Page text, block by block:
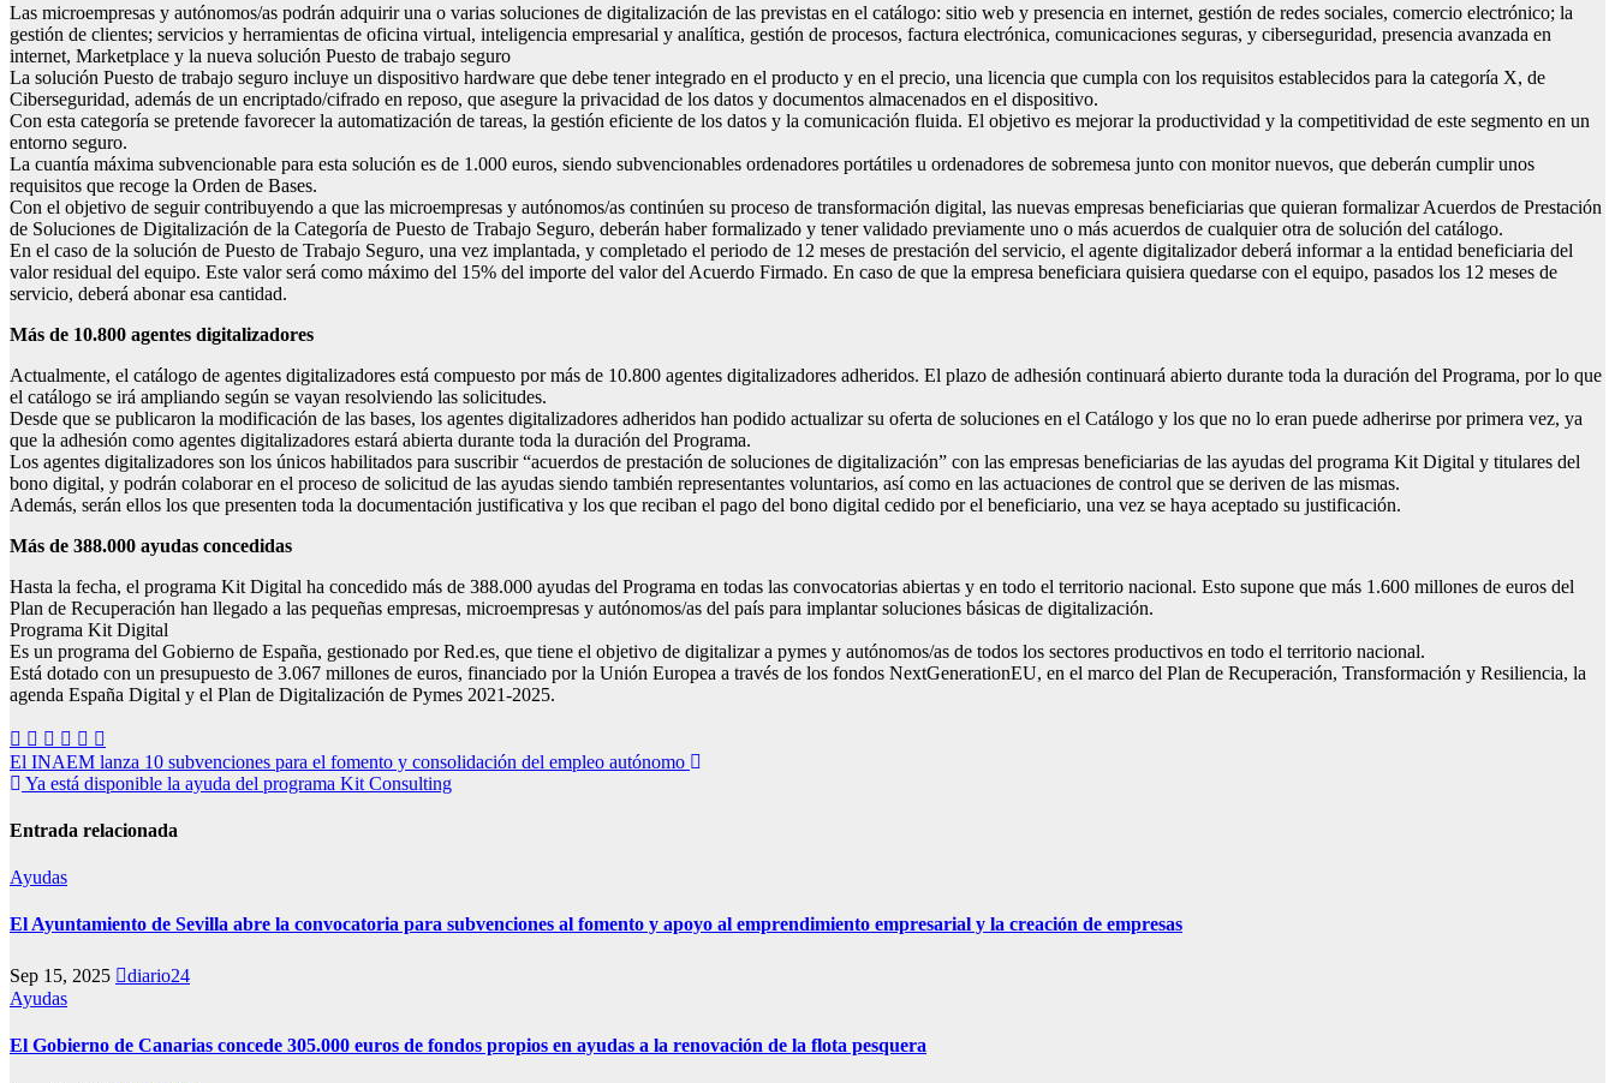
Las microempresas y autónomos/as podrán adquirir una o varias soluciones de digitalización de las previstas en el catálogo: sitio web y presencia en internet, gestión de redes sociales, comercio electrónico; la
gestión de clientes; servicios y herramientas de oficina virtual, inteligencia empresarial y analítica, gestión de procesos, factura electrónica, comunicaciones seguras, y ciberseguridad, presencia avanzada en
internet, Marketplace y la nueva solución Puesto de trabajo seguro
La solución Puesto de trabajo seguro incluye un dispositivo hardware que debe tener integrado en el producto y en el precio, una licencia que cumpla con los requisitos establecidos para la categoría X, de
Ciberseguridad, además de un encriptado/cifrado en reposo, que asegure la privacidad de los datos y documentos almacenados en el dispositivo.
Con esta categoría se pretende favorecer la automatización de tareas, la gestión eficiente de los datos y la comunicación fluida. El objetivo es mejorar la productividad y la competitividad de este segmento en un
entorno seguro.
La cuantía máxima subvencionable para esta solución es de 1.000 euros, siendo subvencionables ordenadores portátiles u ordenadores de sobremesa junto con monitor nuevos, que deberán cumplir unos
requisitos que recoge la Orden de Bases.
Con el objetivo de seguir contribuyendo a que las microempresas y autónomos/as continúen su proceso de transformación digital, las nuevas empresas beneficiarias que quieran formalizar Acuerdos de Prestación
de Soluciones de Digitalización de la Categoría de Puesto de Trabajo Seguro, deberán haber formalizado y tener validado previamente uno o más acuerdos de cualquier otra de solución del catálogo.
En el caso de la solución de Puesto de Trabajo Seguro, una vez implantada, y completado el periodo de 12 meses de prestación del servicio, el agente digitalizador deberá informar a la entidad beneficiaria del
valor residual del equipo. Este valor será como máximo del 15% del importe del valor del Acuerdo Firmado. En caso de que la empresa beneficiara quisiera quedarse con el equipo, pasados los 12 meses de
servicio, deberá abonar esa cantidad.
Más de 10.800 agentes digitalizadores
Actualmente, el catálogo de agentes digitalizadores está compuesto por más de 10.800 agentes digitalizadores adheridos. El plazo de adhesión continuará abierto durante toda la duración del Programa, por lo que
el catálogo se irá ampliando según se vayan resolviendo las solicitudes.
Desde que se publicaron la modificación de las bases, los agentes digitalizadores adheridos han podido actualizar su oferta de soluciones en el Catálogo y los que no lo eran puede adherirse por primera vez, ya
que la adhesión como agentes digitalizadores estará abierta durante toda la duración del Programa.
Los agentes digitalizadores son los únicos habilitados para suscribir “acuerdos de prestación de soluciones de digitalización” con las empresas beneficiarias de las ayudas del programa Kit Digital y titulares del
bono digital, y podrán colaborar en el proceso de solicitud de las ayudas siendo también representantes voluntarios, así como en las actuaciones de control que se deriven de las mismas.
Además, serán ellos los que presenten toda la documentación justificativa y los que reciban el pago del bono digital cedido por el beneficiario, una vez se haya aceptado su justificación.
Más de 388.000 ayudas concedidas
Hasta la fecha, el programa Kit Digital ha concedido más de 388.000 ayudas del Programa en todas las convocatorias abiertas y en todo el territorio nacional. Esto supone que más 1.600 millones de euros del
Plan de Recuperación han llegado a las pequeñas empresas, microempresas y autónomos/as del país para implantar soluciones básicas de digitalización.
Programa Kit Digital
Es un programa del Gobierno de España, gestionado por Red.es, que tiene el objetivo de digitalizar a pymes y autónomos/as de todos los sectores productivos en todo el territorio nacional.
Está dotado con un presupuesto de 3.067 millones de euros, financiado por la Unión Europea a través de los fondos NextGenerationEU, en el marco del Plan de Recuperación, Transformación y Resiliencia, la
agenda España Digital y el Plan de Digitalización de Pymes 2021-2025.
Navegación
de
entradas
El INAEM lanza 10 subvenciones para el fomento y consolidación del empleo autónomo
Ya está disponible la ayuda del programa Kit Consulting
Entrada relacionada
Ayudas
El Ayuntamiento de Sevilla abre la convocatoria para subvenciones al fomento y apoyo al emprendimiento empresarial y la creación de empresas
Sep 15, 2025
diario24
Ayudas
El Gobierno de Canarias concede 305.000 euros de fondos propios en ayudas a la renovación de la flota pesquera